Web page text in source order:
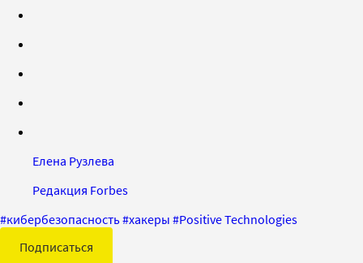
Елена Рузлева
Редакция Forbes
#кибербезопасность#хакеры #Positive Technologies
Подписаться